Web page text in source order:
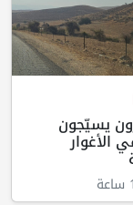
يسيّجون
الأغوار